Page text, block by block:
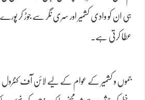
ہی ان کو وادی کشمیر اور سری نگر سے جوڑ کر
عطا کرتی ہے۔
جموں و کشمیر کے عوام کے لیے لائن آف